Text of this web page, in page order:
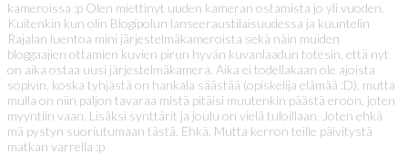
kameroissa :p Olen miettinyt uuden kameran ostamista jo yli vuoden.
Kuitenkin kun olin Blogipolun lanseeraustilaisuudessa ja kuuntelin
Rajalan luentoa mini järjestelmäkameroista sekä näin muiden
bloggaajien ottamien kuvien pirun hyvän kuvanlaadun totesin, että nyt
on aika ostaa uusi järjestelmäkamera. Aika ei todellakaan ole ajoista
sopivin, koska tyhjästä on hankala säästää (opiskelija elämää :D), mutta
mulla on niin paljon tavaraa mistä pitäisi muutenkin päästä eroon, joten
myyntiin vaan. Lisäksi synttärit ja joulu on vielä tuloillaan. Joten ehkä
mä pystyn suoriutumaan tästä. Ehkä. Mutta kerron teille päivitystä
matkan varrella :p